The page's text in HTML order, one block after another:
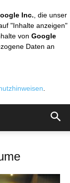
Inc. , die unser
"Inhalte anzeigen"
von Google
Daten an